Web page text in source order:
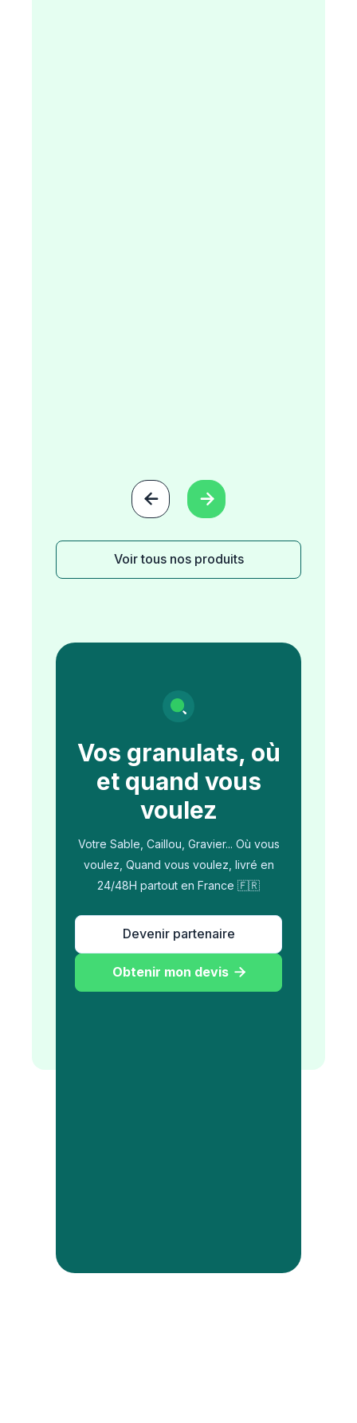
 
Voir tous nos produits
Vos granulats, où
et quand vous
voulez
Votre Sable, Caillou, Gravier... Où vous
voulez, Quand vous voulez, livré en
24/48H partout en France 🇫🇷
Devenir partenaire
Obtenir mon devis 